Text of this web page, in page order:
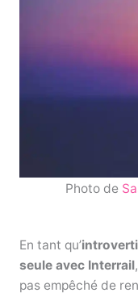
Photo de
En tant qu’
seule avec Interrail
pas empêché de